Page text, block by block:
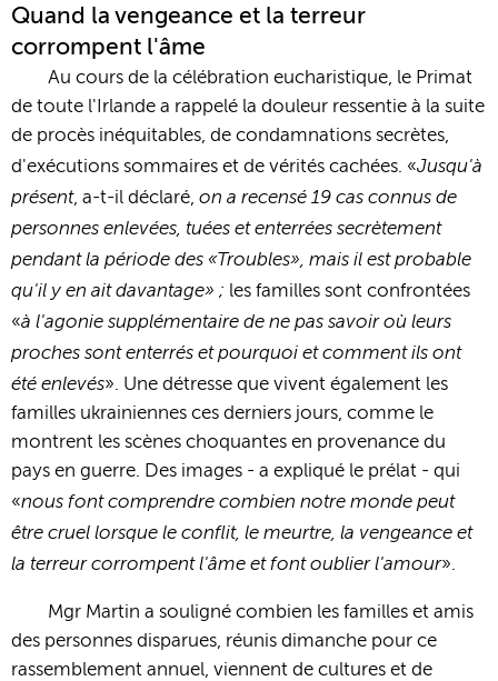
Quand la vengeance et la terreur
corrompent l'âme
Au cours de la célébration eucharistique, le Primat
de toute l'Irlande a rappelé la douleur ressentie à la suite
de procès inéquitables, de condamnations secrètes,
d'exécutions sommaires et de vérités cachées. «Jusqu'à
présent, a-t-il déclaré, on a recensé 19 cas connus de
personnes enlevées, tuées et enterrées secrètement
pendant la période des «Troubles», mais il est probable
qu'il y en ait davantage» ; les familles sont confrontées
«à l'agonie supplémentaire de ne pas savoir où leurs
proches sont enterrés et pourquoi et comment ils ont
été enlevés». Une détresse que vivent également les
familles ukrainiennes ces derniers jours, comme le
montrent les scènes choquantes en provenance du
pays en guerre. Des images - a expliqué le prélat - qui
«nous font comprendre combien notre monde peut
être cruel lorsque le conflit, le meurtre, la vengeance et
la terreur corrompent l'âme et font oublier l'amour».
Mgr Martin a souligné combien les familles et amis
des personnes disparues, réunis dimanche pour ce
rassemblement annuel, viennent de cultures et de